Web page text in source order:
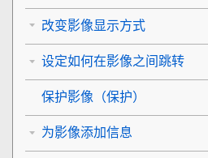
改变影像显示方式
设定如何在影像之间跳转
保护影像（保护）
为影像添加信息